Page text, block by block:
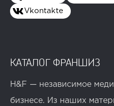
Vkontakte
КАТАЛОГ ФРАНШИЗ
H&F — независимое
бизнесе. Из наших